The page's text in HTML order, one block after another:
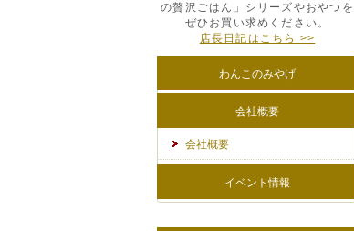
の贅沢ごはん」シリーズやおやつを
ぜひお買い求めください。
店長日記はこちら >>
わんこのみやげ
会社概要
会社概要
イベント情報